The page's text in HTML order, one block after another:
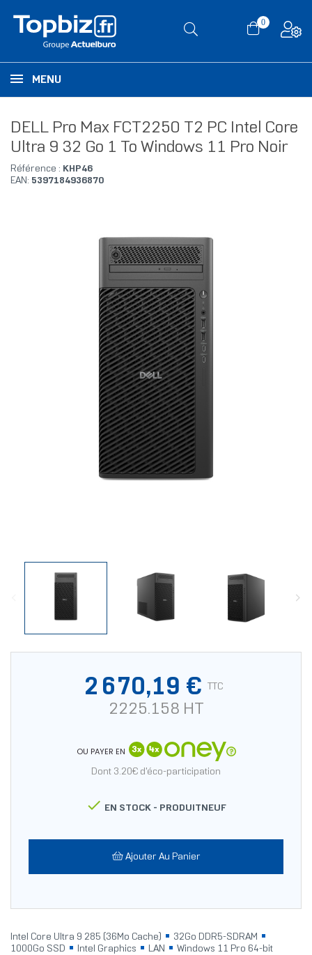
0
MENU
DELL Pro Max FCT2250 T2 PC Intel Core
Ultra 9 32 Go 1 To Windows 11 Pro Noir
Référence : KHP46
EAN: 5397184936870
2 670,19 € TTC
2225.158 HT
OU PAYER EN
Dont 3.20€ d'éco-participation
 EN STOCK - PRODUITNEUF
Ajouter Au Panier
Intel Core Ultra 9 285 (36Mo Cache)
32Go DDR5-SDRAM
1000Go SSD
Intel Graphics LAN Windows 11 Pro 64-bit